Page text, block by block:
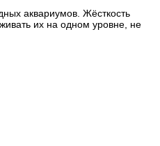
аквариумов. Жёсткость
их на одном уровне, не